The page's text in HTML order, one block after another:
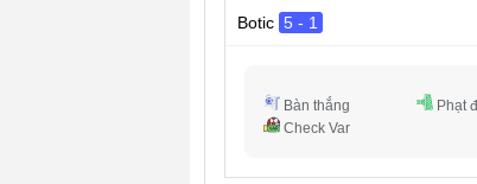
Botic 5 - 1
Bàn thắng Phạt
Check Var